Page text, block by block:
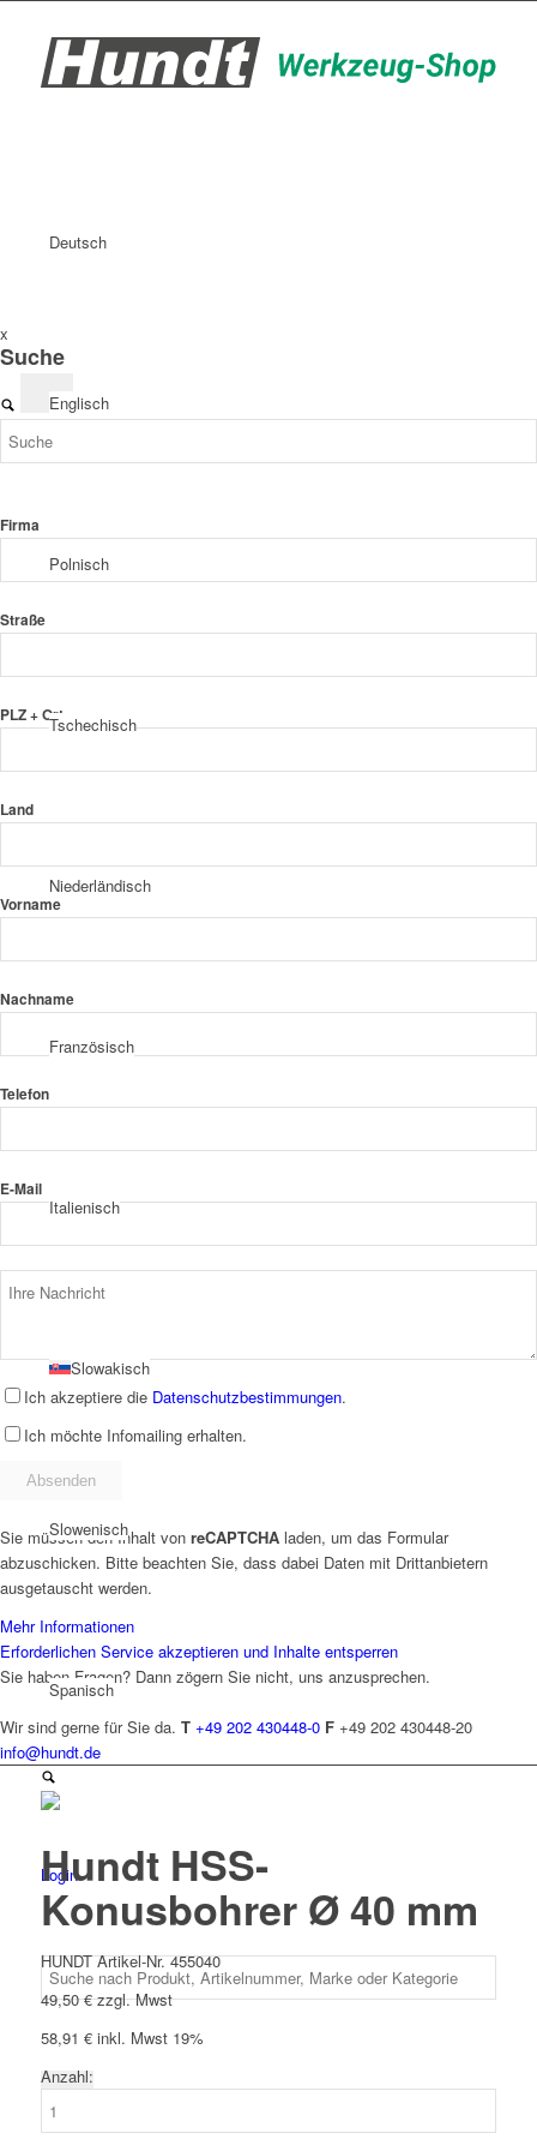
Deutsch
Englisch
Polnisch
Tschechisch
Niederländisch
Französisch
Italienisch
Slowakisch
Slowenisch
Spanisch
Login
x
Suche
Firma
Straße
PLZ + Ort
Land
Vorname
Nachname
Telefon
E-Mail
Ich akzeptiere die Datenschutzbestimmungen.
Ich möchte Infomailing erhalten.
Sie müssen den Inhalt von reCAPTCHA laden, um das Formular
abzuschicken. Bitte beachten Sie, dass dabei Daten mit Drittanbietern
ausgetauscht werden.
Mehr Informationen
Erforderlichen Service akzeptieren und Inhalte entsperren
Sie haben Fragen? Dann zögern Sie nicht, uns anzusprechen.
Wir sind gerne für Sie da. T +49 202 430448-0 F +49 202 430448-20
info@hundt.de
Hundt HSS-
Konusbohrer Ø 40 mm
HUNDT Artikel-Nr. 455040
49,50€zzgl. Mwst
58,91 €inkl. Mwst 19%
Anzahl: